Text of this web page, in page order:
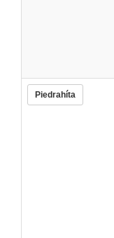
Piedrahíta